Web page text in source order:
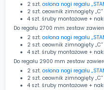
2 szt.osłona nogi regału
2 szt. ceownik zimnogięty
4 szt. śruby montażowe +
Do regału 2700 mm zestaw
2 szt.osłona nogi regału
2 szt. ceownik zimnogięty
4 szt. śruby montażowe +
Do regału 2900 mm zestaw
2 szt.osłona nogi regału
2 szt. ceownik zimnogięty
4 szt. śruby montażowe +